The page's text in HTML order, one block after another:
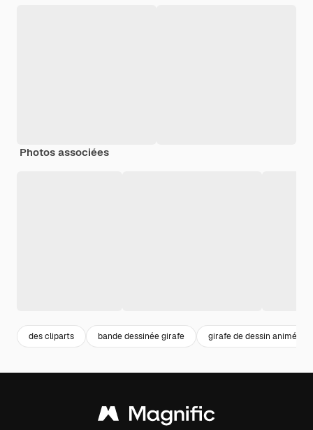
Photos associées
des cliparts bande dessinée girafe girafe de dessin animé